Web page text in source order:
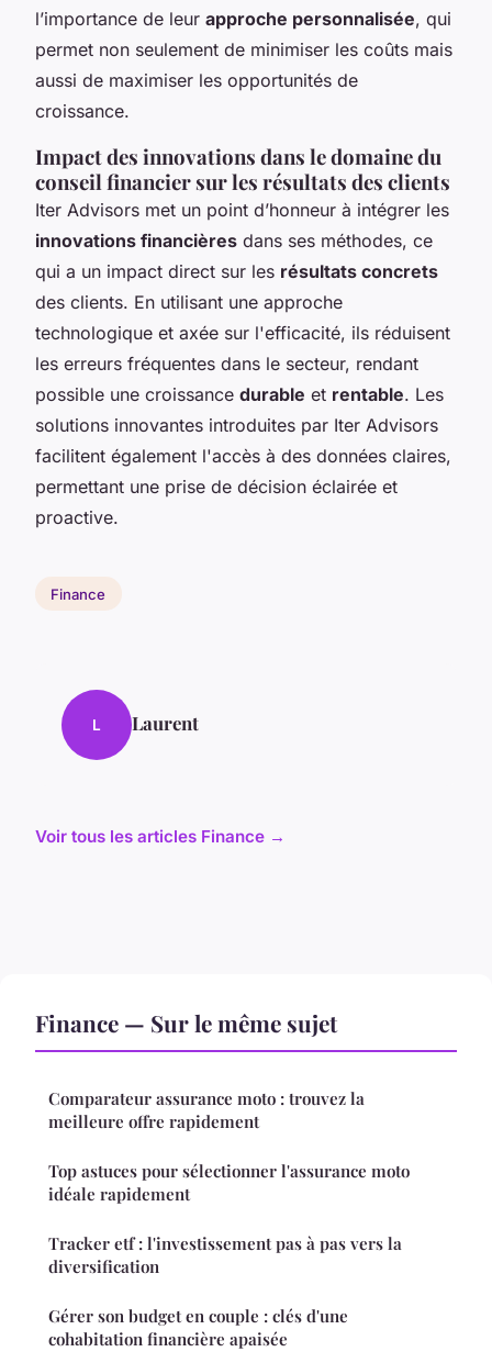
l’importance de leur approche personnalisée, qui
permet non seulement de minimiser les coûts mais
aussi de maximiser les opportunités de
croissance.
Impact des innovations dans le domaine du
conseil financier sur les résultats des clients
Iter Advisors met un point d’honneur à intégrer les
innovations financières dans ses méthodes, ce
qui a un impact direct sur les résultats concrets
des clients. En utilisant une approche
technologique et axée sur l'efficacité, ils réduisent
les erreurs fréquentes dans le secteur, rendant
possible une croissance durable et rentable. Les
solutions innovantes introduites par Iter Advisors
facilitent également l'accès à des données claires,
permettant une prise de décision éclairée et
proactive.
Finance
L Laurent
Voir tous les articles Finance →
Finance — Sur le même sujet
Comparateur assurance moto : trouvez la
meilleure offre rapidement
Top astuces pour sélectionner l'assurance moto
idéale rapidement
Tracker etf : l'investissement pas à pas vers la
diversification
Gérer son budget en couple : clés d'une
cohabitation financière apaisée